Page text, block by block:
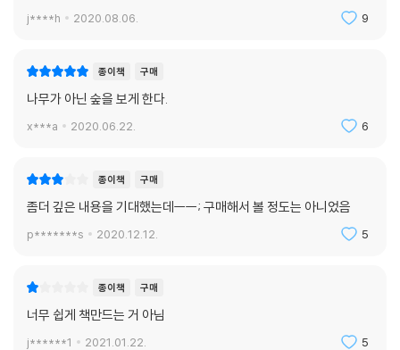
2장 중심과 주변
3장 성장과 분배
장하준 왜 우리는 마이너스 성장을 두려워하는가
5장 개별과 보편
케이트 피킷 우리는 질병과 죽음 앞에 평등한가
닉 보스트롬 세계는 다음의 위기에 대응할 준비가 되어 있는가
7장 분리와 연결
j****h 2020.08.06. 9
종이책 구매
나무가 아닌 숲을 보게 한다.
x***a 2020.06.22. 6
종이책 구매
좀더 깊은 내용을 기대했는데ㅡㅡ; 구매해서 볼 정도는 아니었음
p*******s 2020.12.12. 5
종이책 구매
너무 쉽게 책만드는 거 아님
j******1 2021.01.22. 5